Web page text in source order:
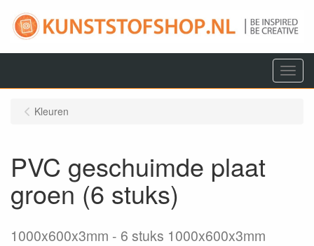
Menu
Kleuren
PVC geschuimde plaat
groen (6 stuks)
1000x600x3mm 6 stuks 1000x600x3mm